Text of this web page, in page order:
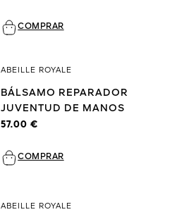
COMPRAR
ABEILLE ROYALE
BÁLSAMO REPARADOR
JUVENTUD DE MANOS
57.00 €
COMPRAR
ABEILLE ROYALE